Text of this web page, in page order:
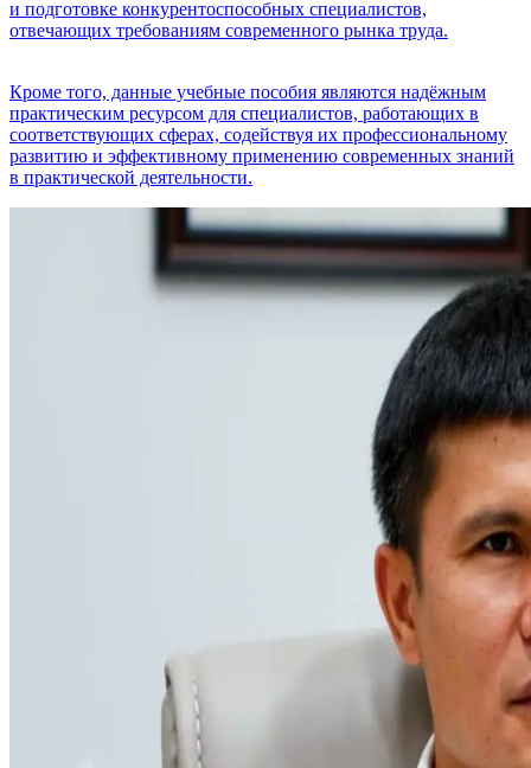
и подготовке конкурентоспособных специалистов,
отвечающих требованиям современного рынка труда.
Кроме того, данные учебные пособия являются надёжным
практическим ресурсом для специалистов, работающих в
соответствующих сферах, содействуя их профессиональному
развитию и эффективному применению современных знаний
в практической деятельности.